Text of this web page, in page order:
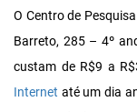
O Centro de
Barreto, 285 – 4º
custam de R$9 a
Internet até um dia